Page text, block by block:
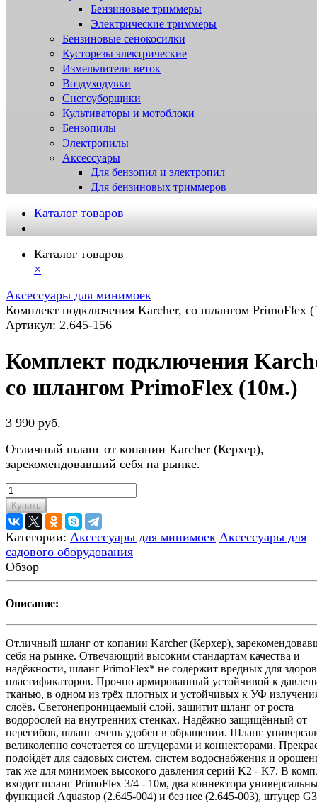
Бензиновые триммеры
Электрические триммеры
Бензиновые сенокосилки
Кусторезы электрические
Измельчители веток
Воздуходувки
Снегоуборщики
Культиваторы и мотоблоки
Бензопилы
Электропилы
Аксессуары
Для бензопил и электропил
Для бензиновых триммеров
Каталог товаров
Каталог товаров
×
Аксессуары для минимоек
Комплект подключения Karcher, со шлангом PrimoFlex
Артикул: 2.645-156
Комплект подключения
со шлангом PrimoFlex (10м.)
3 990 руб.
Отличный шланг от копании Karcher (Керхер),
зарекомендовавший себя на рынке.
Купить
Категории: Аксессуары для минимоек Аксессуары для
садового оборудования
Обзор
Описание:
Отличный шланг от копании Karcher (Керхер),
себя на рынке. Отвечающий высоким стандартам качества и
надёжности, шланг PrimoFlex* не содержит вредных для
пластификаторов. Прочно армированный устойчивой к
тканью, в одном из трёх плотных и устойчивых к УФ
слоёв. Светонепроницаемый слой, защитит шланг от роста
водорослей на внутренних стенках. Надёжно защищённый от
перегибов, шланг очень удобен в обращении. Шланг
великолепно сочетается со штуцерами и коннекторами.
подойдёт для садовых систем, систем водоснабжения и
так же для минимоек высокого давления серий K2 - K7. В
входит шланг PrimoFlex 3/4 - 10м, два коннектора
функцией Aquastop (2.645-004) и без нее (2.645-003), штуцер